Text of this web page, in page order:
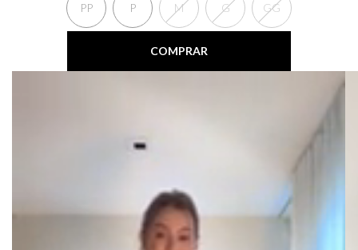
PP P M G GG
COMPRAR